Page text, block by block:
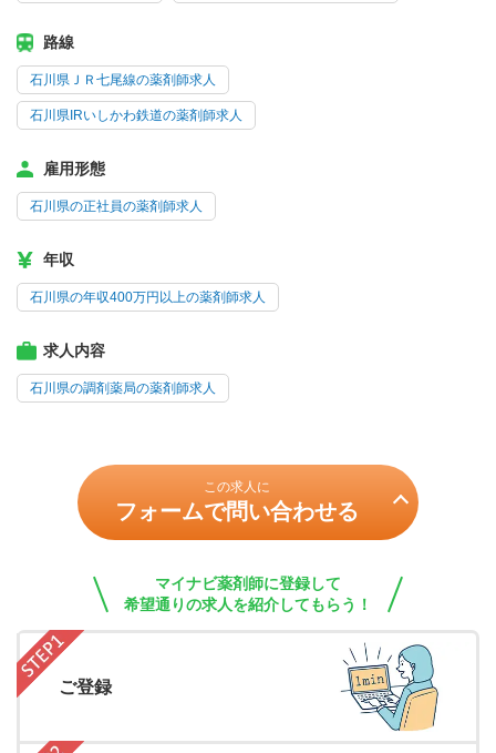
路線
石川県ＪＲ七尾線の薬剤師求人
石川県IRいしかわ鉄道の薬剤師求人
雇用形態
石川県の正社員の薬剤師求人
年収
石川県の年収400万円以上の薬剤師求人
求人内容
石川県の調剤薬局の薬剤師求人
この求人に
フォームで問い合わせる
マイナビ薬剤師に登録して
希望通りの求人を紹介してもらう！
ご登録